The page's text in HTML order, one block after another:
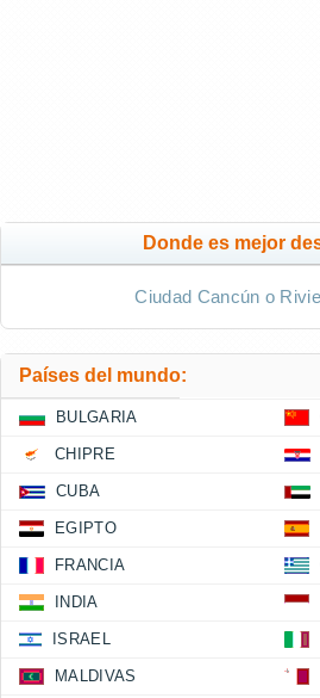
Donde es mejor
Ciudad Cancún o
Países del mundo:
BULGARIA
CHIPRE
CUBA
EGIPTO
FRANCIA
INDIA
ISRAEL
MALDIVAS